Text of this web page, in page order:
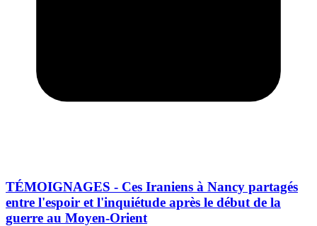
TÉMOIGNAGES - Ces Iraniens à Nancy partagés
entre l'espoir et l'inquiétude après le début de la
guerre au Moyen-Orient